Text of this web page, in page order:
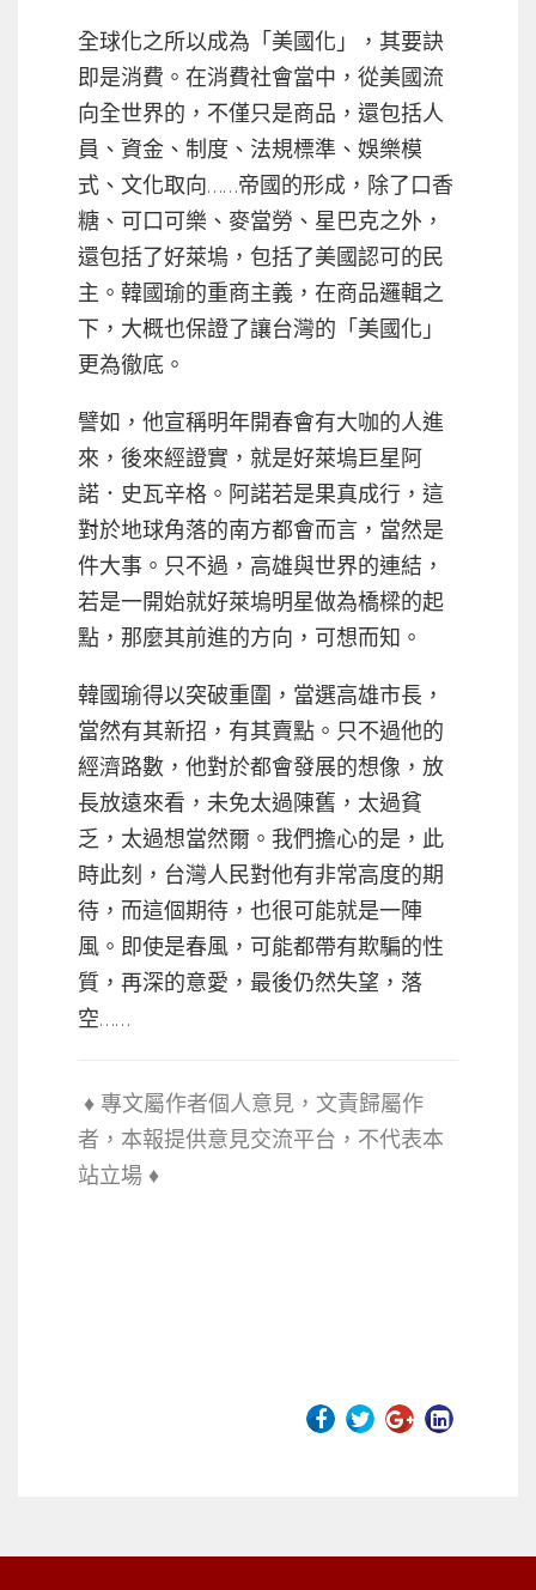
全球化之所以成為「美國化」，其要訣
即是消費。在消費社會當中，從美國流
向全世界的，不僅只是商品，還包括人
員、資金、制度、法規標準、娛樂模
式、文化取向……帝國的形成，除了口香
糖、可口可樂、麥當勞、星巴克之外，
還包括了好萊塢，包括了美國認可的民
主。韓國瑜的重商主義，在商品邏輯之
下，大概也保證了讓台灣的「美國化」
更為徹底。
譬如，他宣稱明年開春會有大咖的人進
來，後來經證實，就是好萊塢巨星阿
諾．史瓦辛格。阿諾若是果真成行，這
對於地球角落的南方都會而言，當然是
件大事。只不過，高雄與世界的連結，
若是一開始就好萊塢明星做為橋樑的起
點，那麼其前進的方向，可想而知。
韓國瑜得以突破重圍，當選高雄市長，
當然有其新招，有其賣點。只不過他的
經濟路數，他對於都會發展的想像，放
長放遠來看，未免太過陳舊，太過貧
乏，太過想當然爾。我們擔心的是，此
時此刻，台灣人民對他有非常高度的期
待，而這個期待，也很可能就是一陣
風。即使是春風，可能都帶有欺騙的性
質，再深的意愛，最後仍然失望，落
空……
♦ 專文屬作者個人意見，文責歸屬作
者，本報提供意見交流平台，不代表本
站立場 ♦